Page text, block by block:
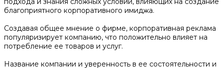
благоприятного корпоративного имиджа.
Создавая общее мнение о фирме, корпоративная реклама
популяризирует компанию, что положительно влияет на
потребление ее товаров и услуг.
Название компании и уверенность в ее состоятельности и